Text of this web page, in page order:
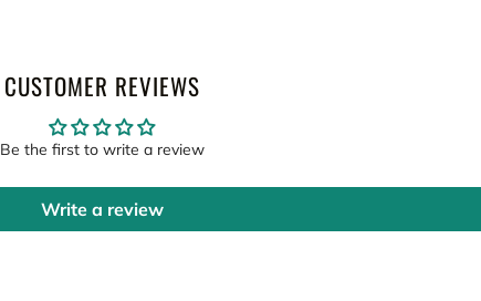
CUSTOMER REVIEWS
Be the first to write a review
Write a review